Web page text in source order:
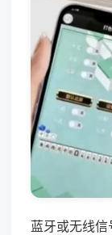
蓝牙或无线